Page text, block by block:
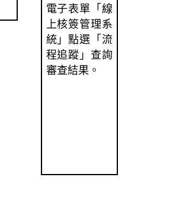
電子表單「線
上核簽管理系
統」點選「流
程追蹤」查詢
審查結果。